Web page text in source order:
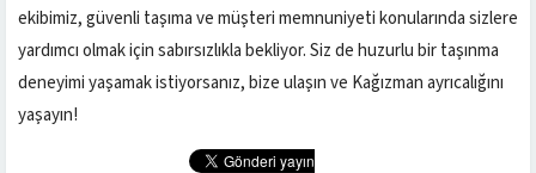
ekibimiz, güvenli taşıma ve müşteri memnuniyeti konularında sizlere
yardımcı olmak için sabırsızlıkla bekliyor. Siz de huzurlu bir taşınma
deneyimi yaşamak istiyorsanız, bize ulaşın ve Kağızman ayrıcalığını
yaşayın!